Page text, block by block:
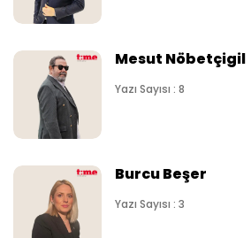
Mesut Nöbetçigil
Yazı Sayısı : 8
Burcu Beşer
Yazı Sayısı : 3